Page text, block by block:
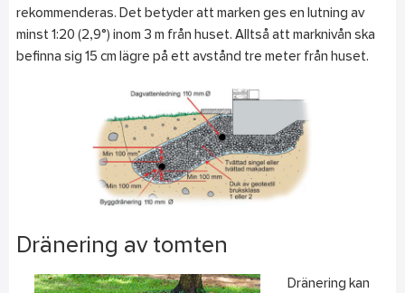
rekommenderas. Det betyder att marken ges en lutning av
minst 1:20 (2,9°) inom 3 m från huset. Alltså att marknivån ska
befinna sig 15 cm lägre på ett avstånd tre meter från huset.
Dränering av tomten
Dränering kan